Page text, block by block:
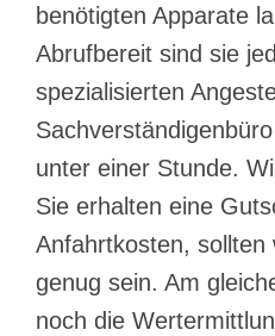
benötigten Apparate
Abrufbereit sind sie
spezialisierten
unter einer Stunde.
Sie erhalten eine
Anfahrtkosten, sollten
genug sein. Am
noch die